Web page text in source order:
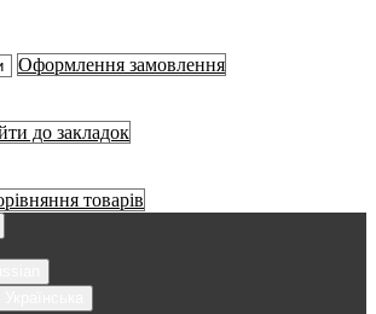
Оформлення замовлення
до закладок
товарів